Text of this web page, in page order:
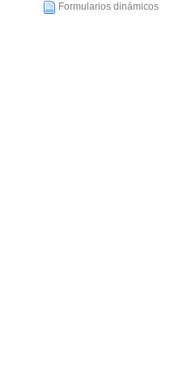
Formularios dinámicos